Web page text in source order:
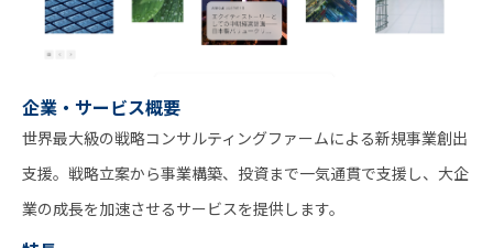
企業・サービス概要
世界最大級の戦略コンサルティングファームによる新規事業創出
支援。戦略立案から事業構築、投資まで一気通貫で支援し、大企
業の成長を加速させるサービスを提供します。